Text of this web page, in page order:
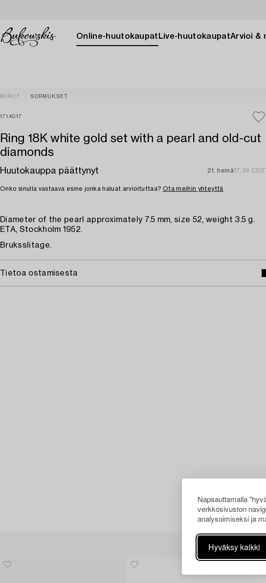
Napsauttamalla
verkkosivuston
analysoimiseksi ja
Hyväksy kaikki
Online-huutokaupat Live-huutokaupatArvioi &
KORUT SORMUKSET
1714017
Ring 18K white gold set with a pearl and old-cut
diamonds
Huutokauppa päättynyt 21. heinä17:34
Onko sinulla vastaava esine jonka haluat arvioituttaa? Ota meihin yhteyttä
Diameter of the pearl approximately 7.5 mm, size 52, weight 3.5 g.
ETA, Stockholm 1952.
Bruksslitage.
Tietoa ostamisesta